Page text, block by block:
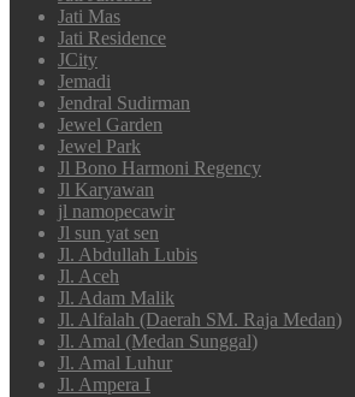
Jati Mas
Jati Residence
JCity
Jemadi
Jendral Sudirman
Jewel Garden
Jewel Park
Jl Bono Harmoni Regency
Jl Karyawan
jl namopecawir
Jl sun yat sen
Jl. Abdullah Lubis
Jl. Aceh
Jl. Adam Malik
Jl. Alfalah (Daerah SM. Raja Medan)
Jl. Amal (Medan Sunggal)
Jl. Amal Luhur
Jl. Ampera I